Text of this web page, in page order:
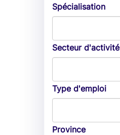
Spécialisation
Secteur d'activité
Type d'emploi
Province